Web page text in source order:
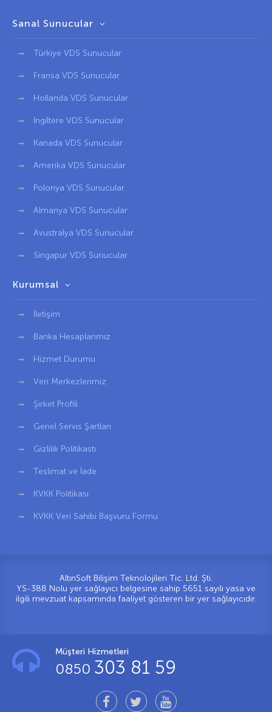
Sanal Sunucular
Türkiye VDS Sunucular
Fransa VDS Sunucular
Hollanda VDS Sunucular
İngiltere VDS Sunucular
Kanada VDS Sunucular
Amerika VDS Sunucular
Polonya VDS Sunucular
Almanya VDS Sunucular
Avustralya VDS Sunucular
Singapur VDS Sunucular
Kurumsal
İletişim
Banka Hesaplarımız
Hizmet Durumu
Veri Merkezlerimiz
Şirket Profili
Genel Servis Şartları
Gizlilik Politikastı
Teslimat ve İade
KVKK Politikası
KVKK Veri Sahibi Başvuru Formu
AltınSoft Bilişim Teknolojileri Tic. Ltd. Şti.
YS-388 Nolu yer sağlayıcı belgesine sahip 5651 sayılı yasa ve
ilgili mevzuat kapsamında faaliyet gösteren bir yer sağlayıcıdır.
Müşteri Hizmetleri
0850 303 81 59